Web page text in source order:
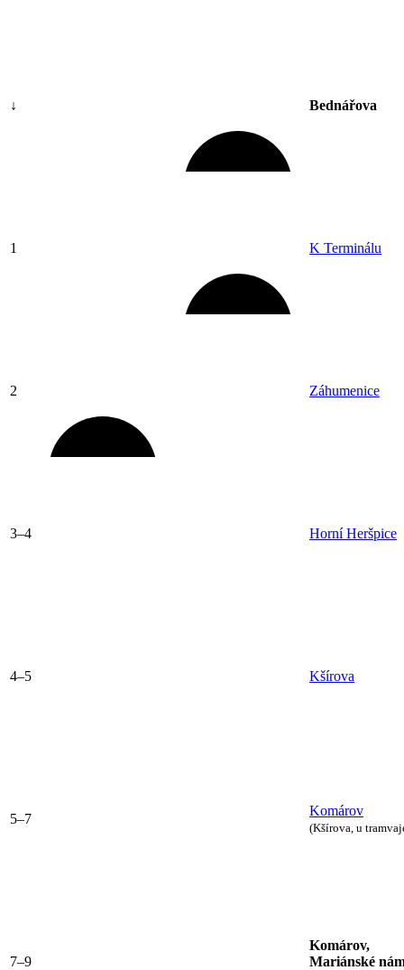
↓ Bednářova
1 K Terminálu
2 Záhumenice
3–4 Horní Heršpice
4–5 Kšírova
5–7
Komárov
(Kšírova, u
7–9
Komárov,
Mariánské